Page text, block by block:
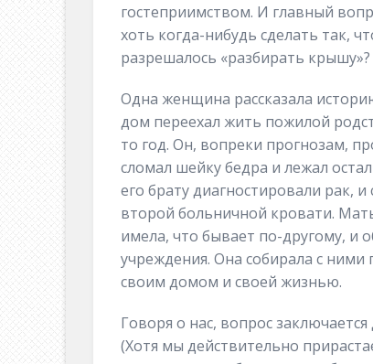
гостеприимством. И главный
хоть когда-нибудь сделать так,
разрешалось «разбирать крышу»?
Одна женщина рассказала
дом переехал жить пожилой
то год. Он, вопреки прогнозам,
сломал шейку бедра и лежал
его брату диагностировали рак,
второй больничной кровати.
имела, что бывает по-другому, и
учреждения. Она собирала с ними
своим домом и своей жизнью.
Говоря о нас, вопрос
(Хотя мы действительно